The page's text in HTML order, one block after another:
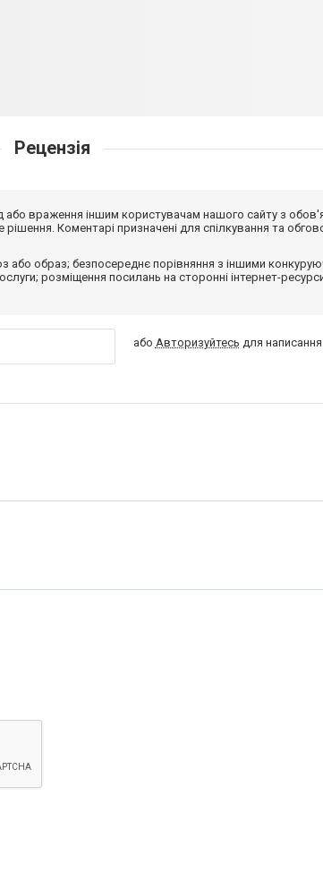
Рецензія
або враження іншим користувачам нашого сайту з
Коментарі призначені для спілкування та
або образ; безпосереднє порівняння з іншими
розміщення посилань на сторонні інтернет-
або Авторизуйтесь для написання